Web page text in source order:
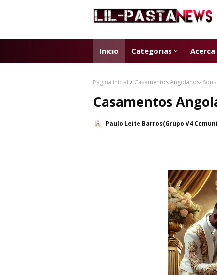
Inicio Categorias Acerca
Página inicial Casamentos Angolanos-
Casamentos
Paulo Leite Barros(Grupo V4